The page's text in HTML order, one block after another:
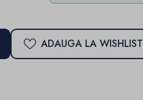
ADAUGA LA WISHLIST